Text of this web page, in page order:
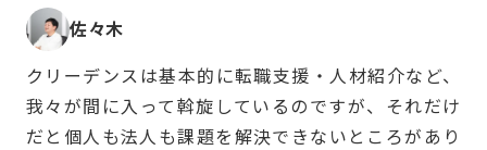
佐々木
クリーデンスは基本的に転職支援・人材紹介など、
我々が間に入って斡旋しているのですが、それだけ
だと個人も法人も課題を解決できないところがあり